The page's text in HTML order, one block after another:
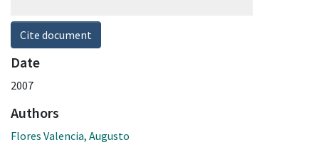
Cite document
Date
2007
Authors
Flores Valencia, Augusto